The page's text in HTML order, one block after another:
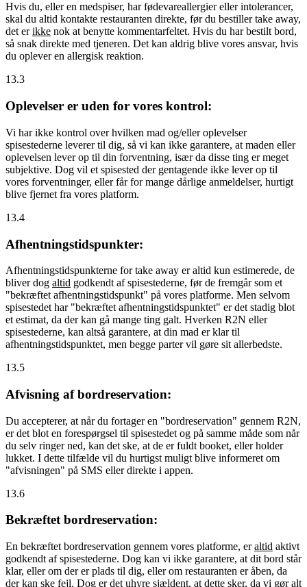
Hvis du, eller en medspiser, har fødevareallergier eller intolerancer,
skal du altid kontakte restauranten direkte, før du bestiller take away,
det erikke nok at benytte kommentarfeltet. Hvis du har bestilt bord,
så snak direkte med tjeneren. Det kan aldrig blive vores ansvar, hvis
du oplever en allergisk reaktion.
13.3
Oplevelser er uden for vores kontrol:
Vi har ikke kontrol over hvilken mad og/eller oplevelser
spisestederne leverer til dig, så vi kan ikke garantere, at maden eller
oplevelsen lever op til din forventning, især da disse ting er meget
subjektive. Dog vil et spisested der gentagende ikke lever op til
vores forventninger, eller får for mange dårlige anmeldelser, hurtigt
blive fjernet fra vores platform.
13.4
Afhentningstidspunkter:
Afhentningstidspunkterne for take away er altid kun estimerede, de
bliver dog altid godkendt af spisestederne, før de fremgår som et
"bekræftet afhentningstidspunkt" på vores platforme. Men selvom
spisestedet har "bekræftet afhentningstidspunktet" er det stadig blot
et estimat, da der kan gå mange ting galt. Hverken R2N eller
spisestederne, kan altså garantere, at din mad er klar til
afhentningstidspunktet, men begge parter vil gøre sit allerbedste.
13.5
Afvisning af bordreservation:
Du accepterer, at når du fortager en "bordreservation" gennem R2N,
er det blot en forespørgsel til spisestedet og på samme måde som når
du selv ringer ned, kan det ske, at de er fuldt booket, eller holder
lukket. I dette tilfælde vil du hurtigst muligt blive informeret om
"afvisningen" på SMS eller direkte i appen.
13.6
Bekræftet bordreservation:
En bekræftet bordreservation gennem vores platforme, eraltid aktivt
godkendt af spisestederne. Dog kan vi ikke garantere, at dit bord står
klar, eller om der er plads til dig, eller om restauranten er åben, da
der kan ske fejl. Dog er det uhyre sjældent, at dette sker, da vi gør alt